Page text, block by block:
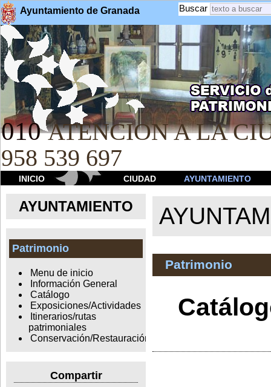
Ayuntamiento de Granada Buscar
010 ATENCION A LA
958 539 697
INICIO CIUDAD AYUNTAMIENTO
AYUNTAMIENTO
Patrimonio
Menu de inicio
Información General
Catálogo
Exposiciones/Actividades
Itinerarios/rutas
patrimoniales
Conservación/Restauración
Compartir
Patrimonio